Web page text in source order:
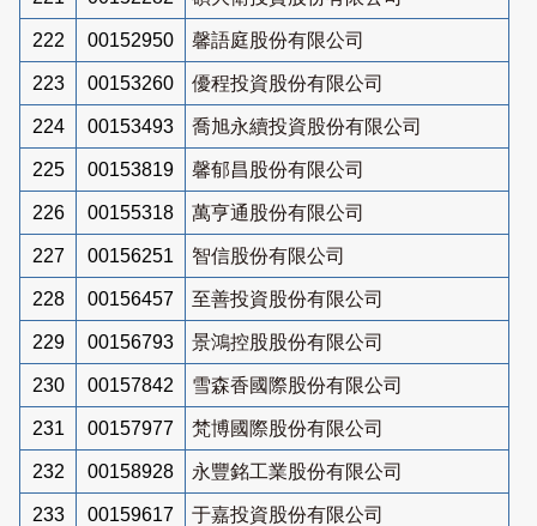
222 00152950 馨語庭股份有限公司
223 00153260 優程投資股份有限公司
224 00153493 喬旭永續投資股份有限公司
225 00153819 馨郁昌股份有限公司
226 00155318 萬亨通股份有限公司
227 00156251 智信股份有限公司
228 00156457 至善投資股份有限公司
229 00156793 景鴻控股股份有限公司
230 00157842 雪森香國際股份有限公司
231 00157977 梵博國際股份有限公司
232 00158928 永豐銘工業股份有限公司
233 00159617 于嘉投資股份有限公司